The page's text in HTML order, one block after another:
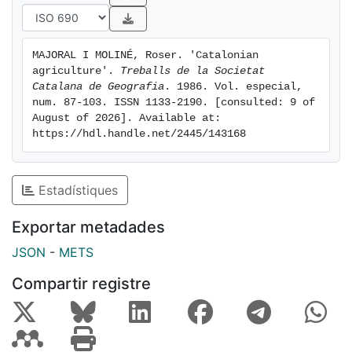
MAJORAL I MOLINÉ, Roser. 'Catalonian
agriculture'. Treballs de la Societat
Catalana de Geografia . 1986. Vol. especial,
num. 87-103. ISSN 1133-2190. [consulted: 9 of
August of 2026]. Available at:
https://hdl.handle.net/2445/143168
Estadístiques
Exportar metadades
JSON - METS
Compartir registre